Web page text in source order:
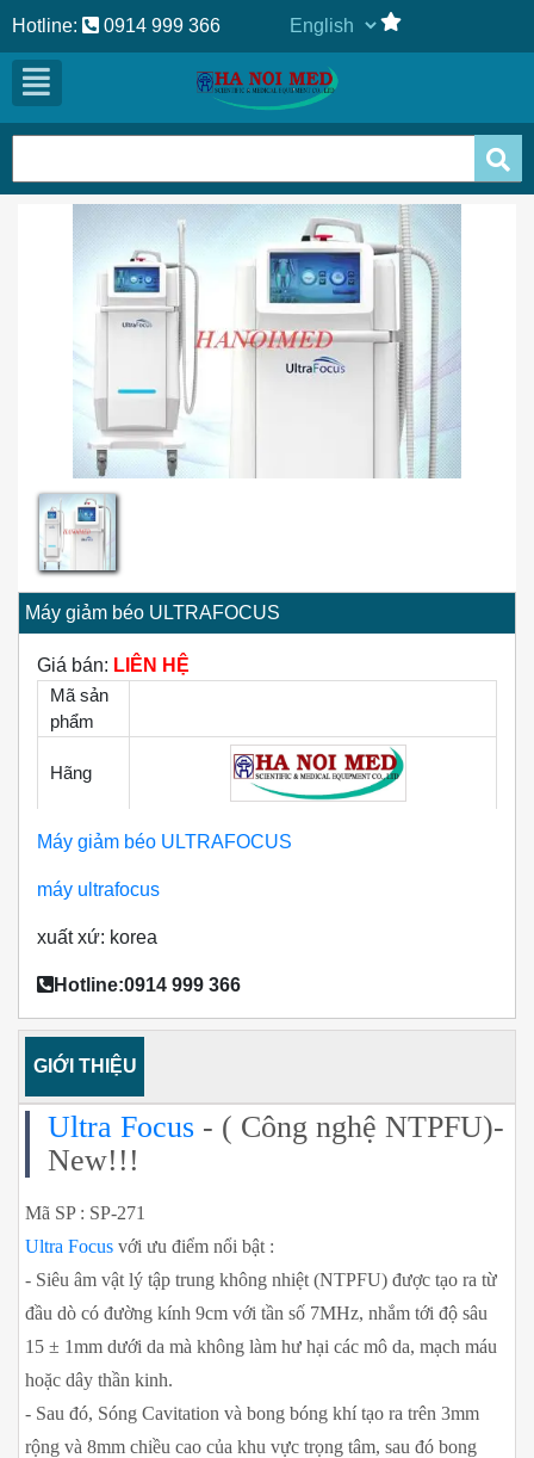
Hotline: 0914 999 366
Previous
Máy giảm béo ULTRAFOCUS
Giá bán: LIÊN HỆ
Mã sản
phẩm
Hãng
Máy giảm béo ULTRAFOCUS
máy ultrafocus
xuất xứ: korea
Hotline:0914 999 366
GIỚI THIỆU
Ultra Focus - ( Công nghệ NTPFU)-
New!!!
Mã SP : SP-271
Ultra Focus với ưu điểm nổi bật :
- Siêu âm vật lý tập trung không nhiệt (NTPFU) được tạo ra từ
đầu dò có đường kính 9cm với tần số 7MHz, nhắm tới độ sâu
15 ± 1mm ​​dưới da mà không làm hư hại các mô da, mạch máu
hoặc dây thần kinh.
- Sau đó, Sóng Cavitation và bong bóng khí tạo ra trên 3mm
rộng và 8mm chiều cao của khu vực trọng tâm, sau đó bong